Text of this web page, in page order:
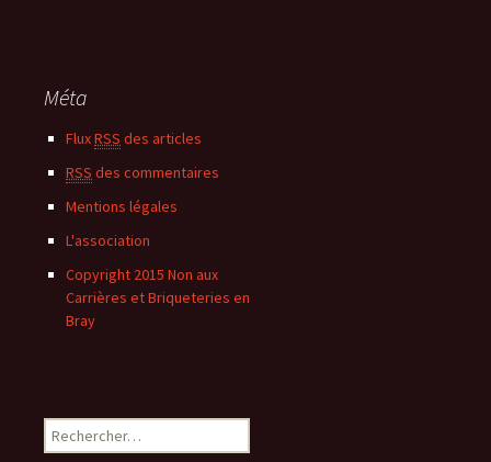
Méta
FluxRSS des articles
RSS des commentaires
Mentions légales
L'association
Copyright 2015 Non aux
Carrières et Briqueteries en
Bray
Rechercher :